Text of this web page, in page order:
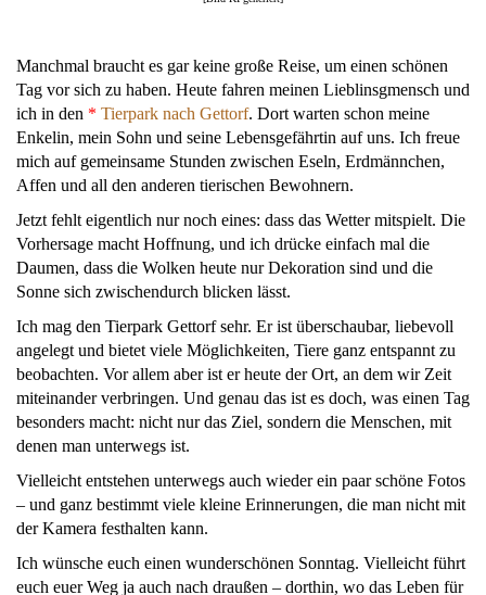
Manchmal braucht es gar keine große Reise, um einen schönen
Tag vor sich zu haben. Heute fahren meinen Lieblinsgmensch und
ich in den * Tierpark nach Gettorf. Dort warten schon meine
Enkelin, mein Sohn und seine Lebensgefährtin auf uns. Ich freue
mich auf gemeinsame Stunden zwischen Eseln, Erdmännchen,
Affen und all den anderen tierischen Bewohnern.
Jetzt fehlt eigentlich nur noch eines: dass das Wetter mitspielt. Die
Vorhersage macht Hoffnung, und ich drücke einfach mal die
Daumen, dass die Wolken heute nur Dekoration sind und die
Sonne sich zwischendurch blicken lässt.
Ich mag den Tierpark Gettorf sehr. Er ist überschaubar, liebevoll
angelegt und bietet viele Möglichkeiten, Tiere ganz entspannt zu
beobachten. Vor allem aber ist er heute der Ort, an dem wir Zeit
miteinander verbringen. Und genau das ist es doch, was einen Tag
besonders macht: nicht nur das Ziel, sondern die Menschen, mit
denen man unterwegs ist.
Vielleicht entstehen unterwegs auch wieder ein paar schöne Fotos
– und ganz bestimmt viele kleine Erinnerungen, die man nicht mit
der Kamera festhalten kann.
Ich wünsche euch einen wunderschönen Sonntag. Vielleicht führt
euch euer Weg ja auch nach draußen – dorthin, wo das Leben für